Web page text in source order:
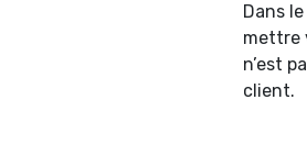
Dans
mettre
n’est
client.